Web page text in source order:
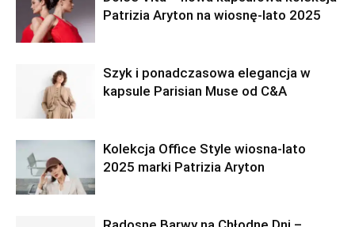
Patrizia Aryton na wiosnę-lato 2025
Szyk i ponadczasowa elegancja w
kapsule Parisian Muse od C&A
Kolekcja Office Style wiosna-lato
2025 marki Patrizia Aryton